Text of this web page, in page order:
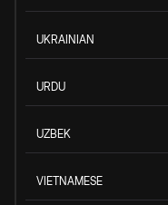
UKRAINIAN
URDU
UZBEK
VIETNAMESE